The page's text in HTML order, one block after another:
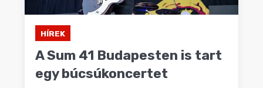
HÍREK
A Sum 41 Budapesten is tart
egy búcsúkoncertet